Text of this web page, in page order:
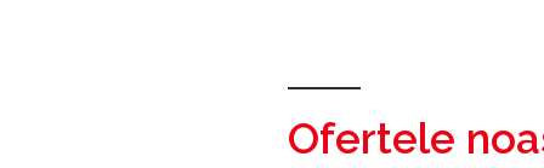
Ofertele